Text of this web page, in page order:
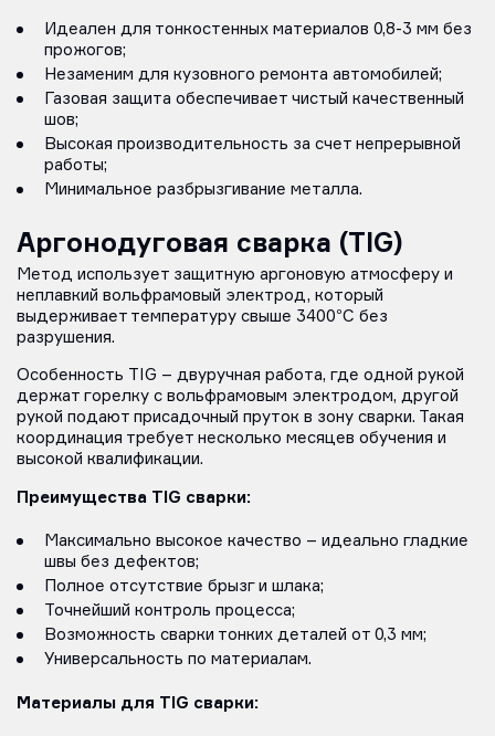
Идеален для тонкостенных материалов 0,8-3 мм без
прожогов;
Незаменим для кузовного ремонта автомобилей;
Газовая защита обеспечивает чистый качественный
шов;
Высокая производительность за счет непрерывной
работы;
Минимальное разбрызгивание металла.
Аргонодуговая сварка (TIG)
Метод использует защитную аргоновую атмосферу и
неплавкий вольфрамовый электрод, который
выдерживает температуру свыше 3400°C без
разрушения.
Особенность TIG – двуручная работа, где одной рукой
держат горелку с вольфрамовым электродом, другой
рукой подают присадочный пруток в зону сварки. Такая
координация требует несколько месяцев обучения и
высокой квалификации.
Преимущества TIG сварки:
Максимально высокое качество – идеально гладкие
швы без дефектов;
Полное отсутствие брызг и шлака;
Точнейший контроль процесса;
Возможность сварки тонких деталей от 0,3 мм;
Универсальность по материалам.
Материалы для TIG сварки: